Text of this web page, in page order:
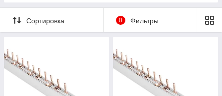
Сортировка 0 Фильтры